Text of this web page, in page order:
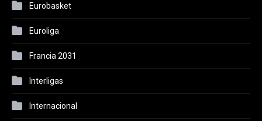
Eurobasket
Euroliga
Francia 2031
Interligas
Internacional